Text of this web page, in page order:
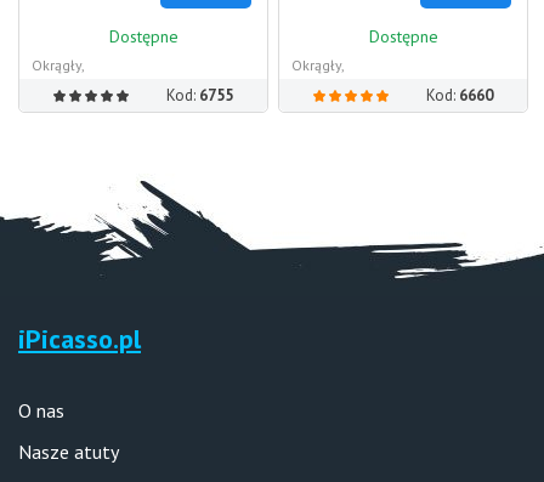
Dostępne
Okrągły,
Kod: 6755
Dostępne
Okrągły,
Kod: 6660
iPicasso.pl
O nas
Nasze atuty